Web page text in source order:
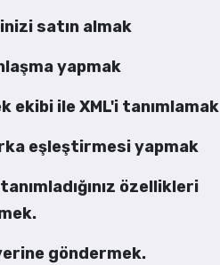
satın almak
yapmak
ekibi ile XML'i tanımlamak
eşleştirmesi yapmak
özellikleri
göndermek.